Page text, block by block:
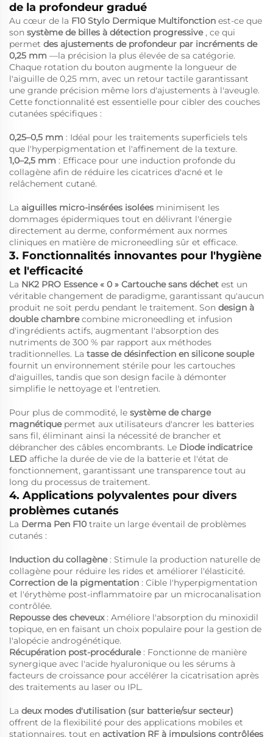
de la profondeur gradué
Au cœur de la F10 Stylo Dermique Multifonction est-ce que
son système de billes à détection progressive , ce qui
permet des ajustements de profondeur par incréments de
0,25 mm —la précision la plus élevée de sa catégorie.
Chaque rotation du bouton augmente la longueur de
l'aiguille de 0,25 mm, avec un retour tactile garantissant
une grande précision même lors d'ajustements à l'aveugle.
Cette fonctionnalité est essentielle pour cibler des couches
cutanées spécifiques :
0,25–0,5 mm : Idéal pour les traitements superficiels tels
que l'hyperpigmentation et l'affinement de la texture.
1,0–2,5 mm : Efficace pour une induction profonde du
collagène afin de réduire les cicatrices d'acné et le
relâchement cutané.
La aiguilles micro-insérées isolées minimisent les
dommages épidermiques tout en délivrant l'énergie
directement au derme, conformément aux normes
cliniques en matière de microneedling sûr et efficace.
3. Fonctionnalités innovantes pour l'hygiène
et l'efficacité
La NK2 PRO Essence « 0 » Cartouche sans déchet est un
véritable changement de paradigme, garantissant qu'aucun
produit ne soit perdu pendant le traitement. Son design à
double chambrecombine microneedling et infusion
d'ingrédients actifs, augmentant l'absorption des
nutriments de 300 % par rapport aux méthodes
traditionnelles. La tasse de désinfection en silicone souple
fournit un environnement stérile pour les cartouches
d'aiguilles, tandis que son design facile à démonter
simplifie le nettoyage et l'entretien.
Pour plus de commodité, le système de charge
magnétique permet aux utilisateurs d'ancrer les batteries
sans fil, éliminant ainsi la nécessité de brancher et
débrancher des câbles encombrants. Le Diode indicatrice
LED affiche la durée de vie de la batterie et l'état de
fonctionnement, garantissant une transparence tout au
long du processus de traitement.
4. Applications polyvalentes pour divers
problèmes cutanés
La Derma Pen F10 traite un large éventail de problèmes
cutanés :
Induction du collagène : Stimule la production naturelle de
collagène pour réduire les rides et améliorer l'élasticité.
Correction de la pigmentation : Cible l'hyperpigmentation
et l'érythème post-inflammatoire par un microcanalisation
contrôlée.
Repousse des cheveux : Améliore l'absorption du minoxidil
topique, en en faisant un choix populaire pour la gestion de
l'alopécie androgénétique.
Récupération post-procédurale : Fonctionne de manière
synergique avec l'acide hyaluronique ou les sérums à
facteurs de croissance pour accélérer la cicatrisation après
des traitements au laser ou IPL.
La deux modes d'utilisation (sur batterie/sur secteur)
offrent de la flexibilité pour des applications mobiles et
stationnaires, tout en activation RF à impulsions contrôlées